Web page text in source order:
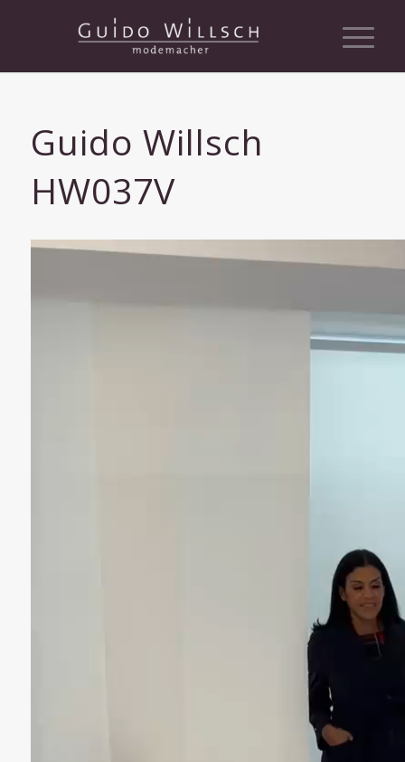
Guido Willsch
HW037V